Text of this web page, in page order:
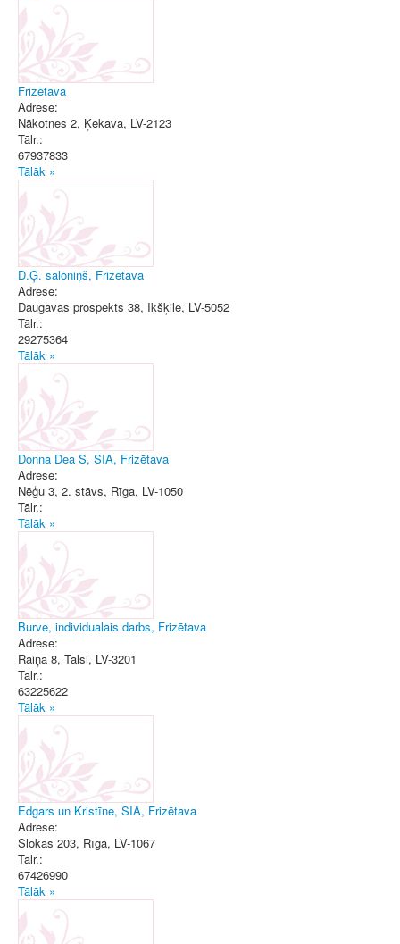
Frizētava
Adrese:
Nākotnes 2, Ķekava, LV-2123
Tālr.:
67937833
Tālāk »
D.Ģ. saloniņš, Frizētava
Adrese:
Daugavas prospekts 38, Ikšķile, LV-5052
Tālr.:
29275364
Tālāk »
Donna Dea S, SIA, Frizētava
Adrese:
Nēģu 3, 2. stāvs, Rīga, LV-1050
Tālr.:
Tālāk »
Burve, individualais darbs, Frizētava
Adrese:
Raiņa 8, Talsi, LV-3201
Tālr.:
63225622
Tālāk »
Edgars un Kristīne, SIA, Frizētava
Adrese:
Slokas 203, Rīga, LV-1067
Tālr.:
67426990
Tālāk »